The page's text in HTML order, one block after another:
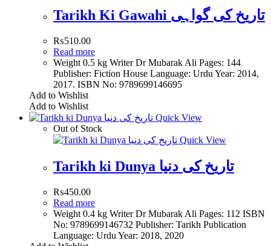
Tarikh Ki Gawahi تاریخ کی گواہی
₨510.00
Read more
Weight 0.5 kg Writer Dr Mubarak Ali Pages: 144
Publisher: Fiction House Language: Urdu Year: 2014,
2017. ISBN No: 9789699146695
Add to Wishlist
Add to Wishlist
Quick View
Out of Stock
Quick View
Tarikh ki Dunya تاریخ کی دنیا
₨450.00
Read more
Weight 0.4 kg Writer Dr Mubarak Ali Pages: 112 ISBN
No: 9789699146732 Publisher: Tarikh Publication
Language: Urdu Year: 2018, 2020